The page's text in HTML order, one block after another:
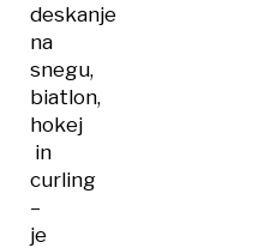
deskanje
na
snegu,
biatlon,
hokej
in
curling
–
je